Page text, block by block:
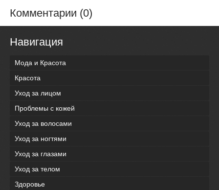
Комментарии (0)
Навигация
Мода и Красота
Красота
Уход за лицом
Проблемы с кожей
Уход за волосами
Уход за ногтями
Уход за глазами
Уход за телом
Здоровье